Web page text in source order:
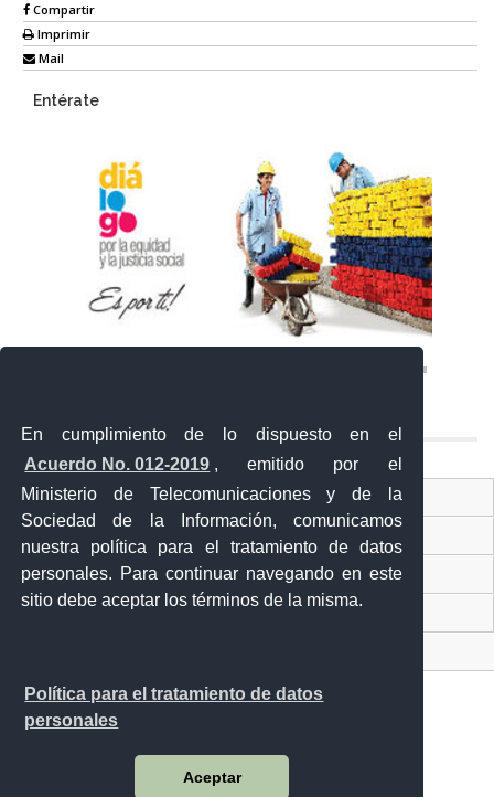
En cumplimiento de lo dispuesto en el
Acuerdo No. 012-2019 , emitido por el
Ministerio de Telecomunicaciones y de la
Sociedad de la Información, comunicamos
nuestra política para el tratamiento de datos
personales. Para continuar navegando en este
sitio debe aceptar los términos de la misma.
Política para el tratamiento de datos
personales
Aceptar
Compartir
Imprimir
Mail
Entérate
Ventanilla Única Virtual
Ventanilla Única de Comercio Exterior
Gobierno Abierto
Malecón y Aguirre
Guayaquil - Ecuador